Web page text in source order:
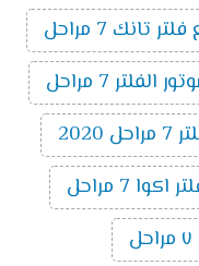
تانك 7 مراحل
7 مراحل
2020
اكوا 7 مراحل